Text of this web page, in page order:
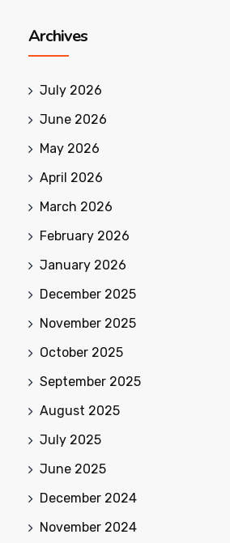
Archives
July 2026
June 2026
May 2026
April 2026
March 2026
February 2026
January 2026
December 2025
November 2025
October 2025
September 2025
August 2025
July 2025
June 2025
December 2024
November 2024